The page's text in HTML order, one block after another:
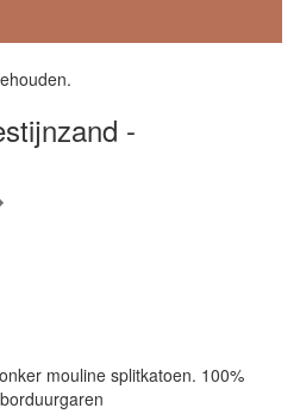
-
mouline splitkatoen. 100%